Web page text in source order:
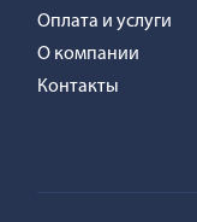
Оплата и услуги
О компании
Контакты